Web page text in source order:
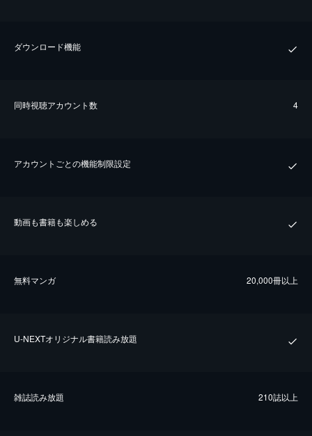
ダウンロード機能
同時視聴アカウント数 4
アカウントごとの機能制限設定
動画も書籍も楽しめる
無料マンガ 20,000冊以上
U-NEXTオリジナル書籍読み放題
雑誌読み放題 210誌以上